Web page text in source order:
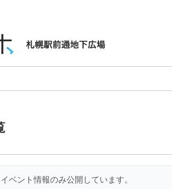
ベント情報のみ公開しています。